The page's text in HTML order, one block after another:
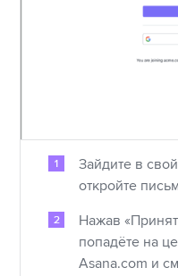
Зайдите в
откройте
Нажав
попадёте на
Asana.com и